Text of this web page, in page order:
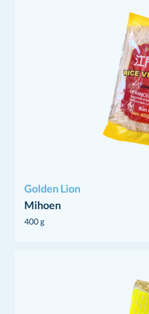
Golden Lion
Mihoen
400 g